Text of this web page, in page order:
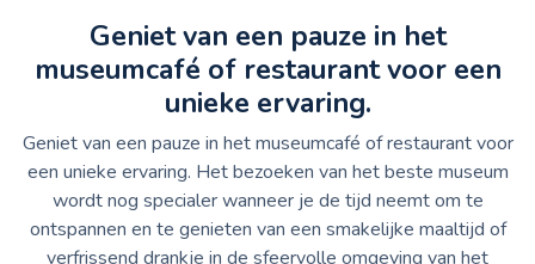
Geniet van een pauze in het
museumcafé of restaurant voor een
unieke ervaring.
Geniet van een pauze in het museumcafé of restaurant voor
een unieke ervaring. Het bezoeken van het beste museum
wordt nog specialer wanneer je de tijd neemt om te
ontspannen en te genieten van een smakelijke maaltijd of
verfrissend drankje in de sfeervolle omgeving van het